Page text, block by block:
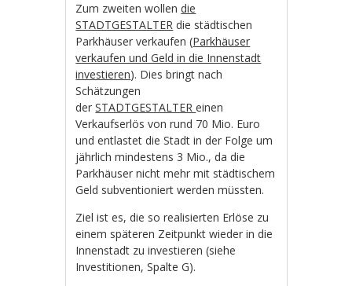
Zum zweiten wollendie
STADTGESTALTER die städtischen
Parkhäuser verkaufen (Parkhäuser
verkaufen und Geld in die Innenstadt
investieren). Dies bringt nach
Schätzungen
derSTADTGESTALTEReinen
Verkaufserlös von rund 70 Mio. Euro
und entlastet die Stadt in der Folge um
jährlich mindestens 3 Mio., da die
Parkhäuser nicht mehr mit städtischem
Geld subventioniert werden müssten.
Ziel ist es, die so realisierten Erlöse zu
einem späteren Zeitpunkt wieder in die
Innenstadt zu investieren (siehe
Investitionen, Spalte G).